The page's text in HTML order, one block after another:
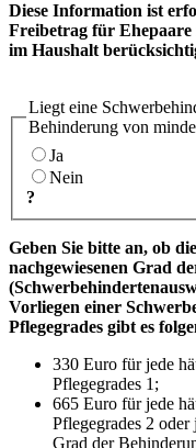
Diese Information ist
Freibetrag für Ehepaare
im Haushalt
Liegt eine
Behinderung von
Ja
Nein
?
Geben Sie bitte an, ob
nachgewiesenen Grad
Vorliegen einer
Pflegegrades gibt es
330 Euro für jede
Pflegegrades 1;
665 Euro für jede
Pflegegrades 2
Grad der